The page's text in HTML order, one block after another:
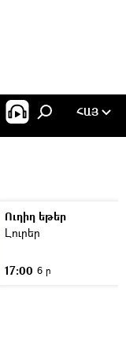
ՀԱՅ
Ուղիղ եթեր
Լուրեր
17:00 6 ր